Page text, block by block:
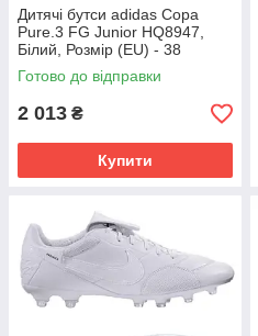
Дитячі бутси adidas Copa
Pure.3 FG Junior HQ8947,
Білий, Розмір (EU) - 38
Готово до відправки
2 013 ₴
Купити